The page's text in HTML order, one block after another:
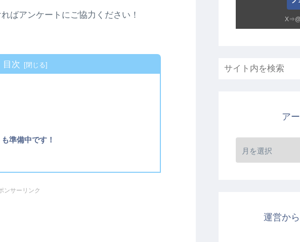
ばアンケートにご協力ください！
目次
準備中です！
ンサーリンク
ア
運営か